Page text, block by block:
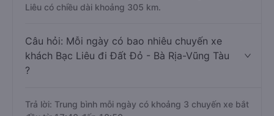
Liêu có chiều dài khoảng 305 km.
Câu hỏi: Mỗi ngày có bao nhiêu chuyến xe
khách Bạc Liêu đi Đất Đỏ - Bà Rịa-Vũng Tàu
?
Trả lời: Trung bình mỗi ngày có khoảng 3 chuyến xe bắt